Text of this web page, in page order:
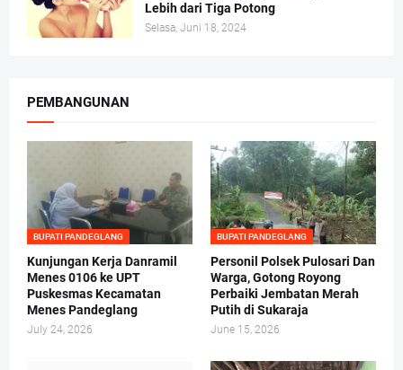
Lebih dari Tiga Potong
Selasa, Juni 18, 2024
PEMBANGUNAN
BUPATI PANDEGLANG
Kunjungan Kerja Danramil
Menes 0106 ke UPT
Puskesmas Kecamatan
Menes Pandeglang
July 24, 2026
BUPATI PANDEGLANG
Personil Polsek Pulosari Dan
Warga, Gotong Royong
Perbaiki Jembatan Merah
Putih di Sukaraja
June 15, 2026